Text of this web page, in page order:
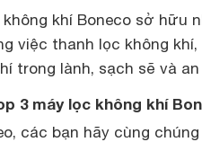
không khí Boneco sở hữu
việc thanh lọc không
trong lành, sạch sẽ và
3 máy lọc không khí
các bạn hãy cùng